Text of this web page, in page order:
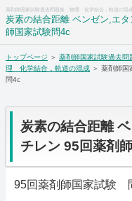
薬剤師国家試験過去問題集 物理 化学結合，軌道の混成
炭素の結合距離 ベンゼン,エ
師国家試験問4c
薬剤師国家試験過去問
RSS購読
サイトマップ
トップページ ＞ 薬剤師国家試験過去
理 化学結合，軌道の混成 ＞ 薬剤師
問4c
炭素の結合距離
チレン 95回薬剤
95回薬剤師国家試験